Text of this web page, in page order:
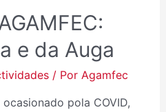
e da Auga
/ Por Agamfec
pola COVID,